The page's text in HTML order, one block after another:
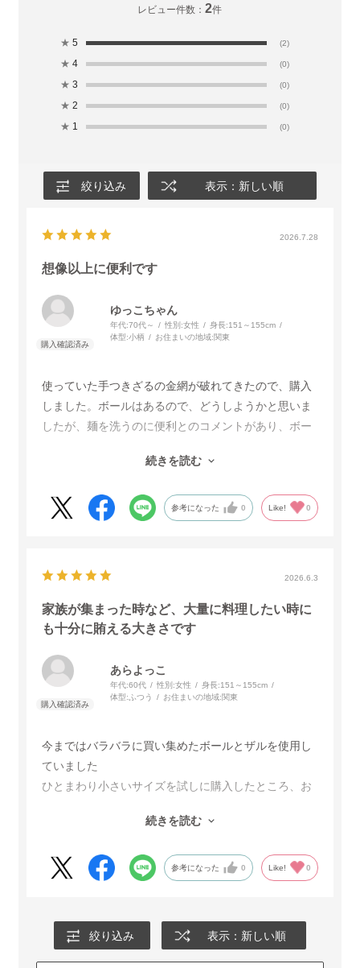
レビュー件数：2件
★ 5 (2)
★ 4 (0)
★ 3 (0)
★ 2 (0)
★ 1 (0)
絞り込み 表示：新しい順
2026.7.28
想像以上に便利です
ゆっこちゃん
年代:70代～ 性別:女性 身長:151～155cm
体型:小柄 お住まいの地域:関東
使っていた手つきざるの金網が破れてきたので、購入
しました。ボールはあるので、どうしようかと思いま
したが、麺を洗うのに便利とのコメントがあり、ボー
思いましたが、確かに麺を洗うのに丁度よく、便利で
に、ちょうどよかったです。以前のボールですと、き
続きを読む
参考になった 0 Like! 0
2026.6.3
家族が集まった時など、大量に料理したい時に
も十分に賄える大きさです
あらよっこ
年代:60代 性別:女性 身長:151～155cm
体型:ふつう お住まいの地域:関東
今まではバラバラに買い集めたボールとザルを使用し
ていました
ひとまわり小さいサイズを試しに購入したところ、お
買えばよかった〜」と思ったので、サイズ違いを購入
これを機に、今まで使用していたバラバラサイズのも
続きを読む
参考になった 0 Like! 0
絞り込み 表示：新しい順